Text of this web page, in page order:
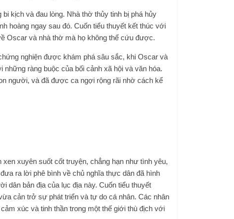
kịch và đau lòng. Nhà thờ thủy tinh bị phá hủy
hoàng ngay sau đó. Cuốn tiểu thuyết kết thúc với
Oscar và nhà thờ mà họ không thể cứu được.
nghiện được khám phá sâu sắc, khi Oscar và
những ràng buộc của bối cảnh xã hội và văn hóa.
người, và đã được ca ngợi rộng rãi nhờ cách kể
xuyên suốt cốt truyện, chẳng hạn như tình yêu,
ra lời phê bình về chủ nghĩa thực dân đã hình
dân bản địa của lục địa này. Cuốn tiểu thuyết
cản trở sự phát triển và tự do cá nhân. Các nhân
xúc và tinh thần trong một thế giới thù địch với